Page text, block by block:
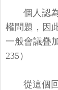
個人認
權問題， 因
一般會議疊
235）
從這個